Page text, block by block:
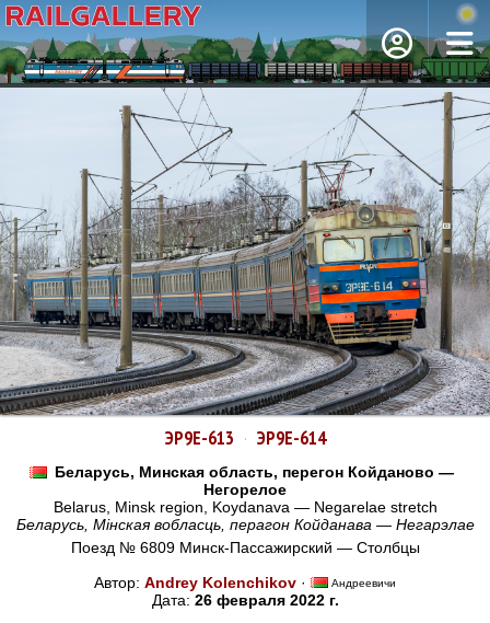
ЭР9Е-613 · ЭР9Е-614
Беларусь, Минская область, перегон Койданово —
Негорелое
Belarus, Minsk region, Koydanava — Negarelae stretch
Беларусь, Мінская вобласць, перагон Койданава — Негарэлае
Поезд № 6809 Минск-Пассажирский — Столбцы
Автор: Andrey Kolenchikov · Андреевичи
Дата: 26 февраля 2022 г.